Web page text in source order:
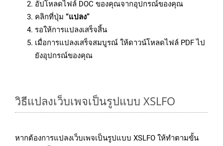
อัปโหลดไฟล์ DOC ของคุณจากอุปกรณ์ของคุณ
คลิกที่ปุ่ม “แปลง”
รอให้การแปลงเสร็จสิ้น
เมื่อการแปลงเสร็จสมบูรณ์ ให้ดาวน์โหลดไฟล์ PDF ไป
ยังอุปกรณ์ของคุณ
วิธีแปลงเว็บเพจเป็นรูปแบบ XSLFO
หากต้องการแปลงเว็บเพจเป็นรูปแบบ XSLFO ให้ทำตามขั้น